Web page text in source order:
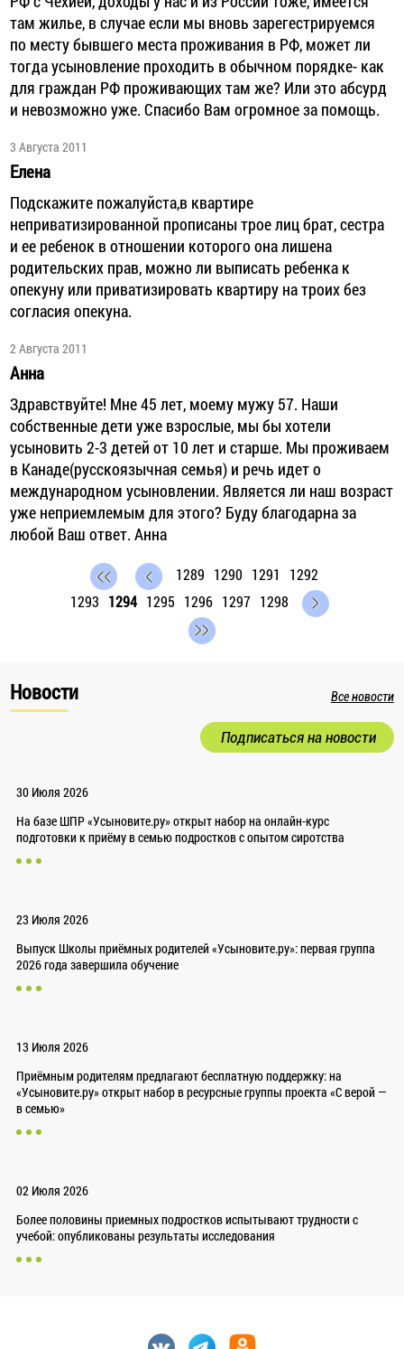
там жилье, в случае если мы вновь зарегестрируемся
по месту бывшего места проживания в РФ, может ли
тогда усыновление проходить в обычном порядке- как
для граждан РФ проживающих там же? Или это абсурд
и невозможно уже. Спасибо Вам огромное за помощь.
3 Августа 2011
Елена
Подскажите пожалуйста,в квартире
неприватизированной прописаны трое лиц брат, сестра
и ее ребенок в отношении которого она лишена
родительских прав, можно ли выписать ребенка к
опекуну или приватизировать квартиру на троих без
согласия опекуна.
2 Августа 2011
Анна
Здравствуйте! Мне 45 лет, моему мужу 57. Наши
собственные дети уже взрослые, мы бы хотели
усыновить 2-3 детей от 10 лет и старше. Мы проживаем
в Канаде(русскоязычная семья) и речь идет о
международном усыновлении. Является ли наш возраст
уже неприемлемым для этого? Буду благодарна за
любой Ваш ответ. Анна
1289 1290 1291
1292
1293 1294 1295 1296 1297 1298
Новости Все новости
Подписаться на новости
30 Июля 2026
На базе ШПР «Усыновите.ру» открыт набор на онлайн-курс
подготовки к приёму в семью подростков с опытом сиротства
23 Июля 2026
Выпуск Школы приёмных родителей «Усыновите.ру»: первая группа
2026 года завершила обучение
13 Июля 2026
Приёмным родителям предлагают бесплатную поддержку: на
«Усыновите.ру» открыт набор в ресурсные группы проекта «С верой —
в семью»
02 Июля 2026
Более половины приемных подростков испытывают трудности с
учебой: опубликованы результаты исследования